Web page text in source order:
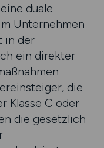
duale
Unternehmen
in der
ein direkter
die
Klasse C oder
die gesetzlich